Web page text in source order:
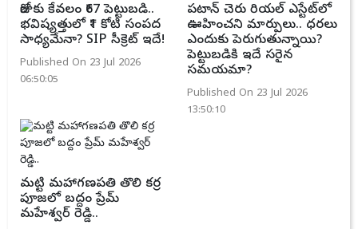
రోజుకు కేవలం ₹67 పెట్టుబడి..
భవిష్యత్తులో ₹1 కోటి సంపద
సాధ్యమేనా? SIP సీక్రెట్ ఇదే!
Published On 23 Jul 2026
06:50:05
పటాన్ చెరు రియల్ ఎస్టేట్‌లో
ఊహించని మార్పులు.. ధరలు
ఎందుకు పెరుగుతున్నాయి?
పెట్టుబడికి ఇదే సరైన
సమయమా?
Published On 23 Jul 2026
13:50:10
మట్టి మహాగణపతి తొలి కర్ర
పూజలో బద్దం ప్రేమ్
మహేశ్వర్ రెడ్డి..